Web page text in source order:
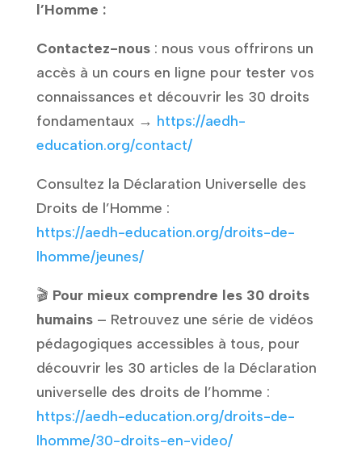
l’Homme :
Contactez-nous: nous vous offrirons un
accès à un cours en ligne pour tester vos
connaissances et découvrir les 30 droits
fondamentaux → https://aedh-
education.org/contact/
Consultez la Déclaration Universelle des
Droits de l’Homme :
https://aedh-education.org/droits-de-
lhomme/jeunes/
🎬 Pour mieux comprendre les 30 droits
humains– Retrouvez une série de vidéos
pédagogiques accessibles à tous, pour
découvrir les 30 articles de la Déclaration
universelle des droits de l’homme :
https://aedh-education.org/droits-de-
lhomme/30-droits-en-video/